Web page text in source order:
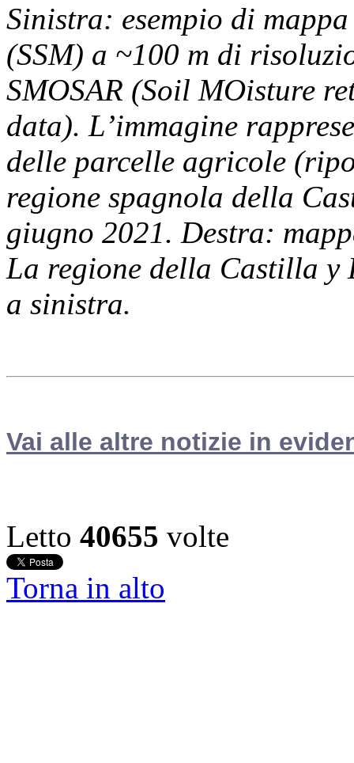
Sinistra: esempio di
(SSM) a ~100 m di
SMOSAR (Soil MOisture
data). L’immagine
delle parcelle agricole
regione spagnola della
giugno 2021. Destra:
La regione della Castilla
a sinistra.
Vai alle altre notizie in
Letto 40655 volte
Torna in alto